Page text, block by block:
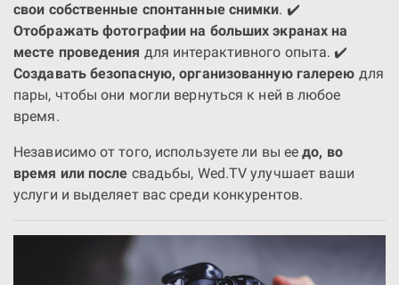
свои собственные спонтанные снимки. ✔️
Отображать фотографии на больших экранах на
месте проведения для интерактивного опыта. ✔️
Создавать безопасную, организованную галерею для
пары, чтобы они могли вернуться к ней в любое
время.
Независимо от того, используете ли вы еедо, во
время или после свадьбы, Wed.TV улучшает ваши
услуги и выделяет вас среди конкурентов.